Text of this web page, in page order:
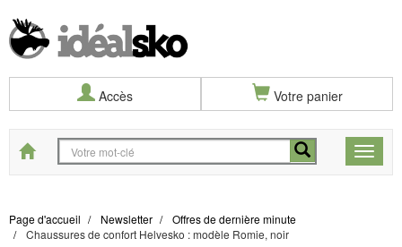
Accès Votre panier
Toggle
Start
Page d'accueil Newsletter
Offres de dernière minute
Chaussures de confort Helvesko : modèle Romie, noir